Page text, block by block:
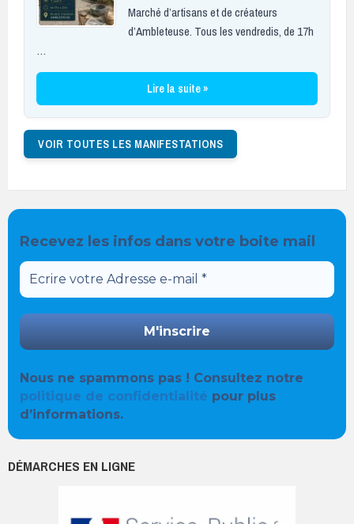
Marché d’artisans et de créateurs
d’Ambleteuse. Tous les vendredis, de 17h
…
Lire la suite »
VOIR TOUTES LES MANIFESTATIONS
Recevez les infos dans votre boite mail
Nous ne spammons pas ! Consultez notre
politique de confidentialité pour plus
d’informations.
DÉMARCHES EN LIGNE